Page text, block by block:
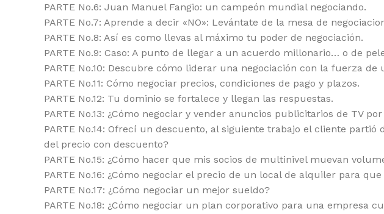
PARTE No.6: Juan Manuel Fangio: un campeón mundial negociando.
PARTE No.7: Aprende a decir «NO»: Levántate de la mesa de
PARTE No.8: Así es como llevas al máximo tu poder de negociación.
PARTE No.9: Caso: A punto de llegar a un acuerdo millonario… o de
PARTE No.10: Descubre cómo liderar una negociación con la fuerza de
PARTE No.11: Cómo negociar precios, condiciones de pago y plazos.
PARTE No.12: Tu dominio se fortalece y llegan las respuestas.
PARTE No.13: ¿Cómo negociar y vender anuncios publicitarios de TV
PARTE No.14: Ofrecí un descuento, al siguiente trabajo el cliente
del precio con descuento?
PARTE No.15: ¿Cómo hacer que mis socios de multinivel muevan
PARTE No.16: ¿Cómo negociar el precio de un local de alquiler para
PARTE No.17: ¿Cómo negociar un mejor sueldo?
PARTE No.18: ¿Cómo negociar un plan corporativo para una empresa